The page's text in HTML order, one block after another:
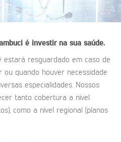
é investir na sua saúde.
estará resguardado em caso de
ou quando houver necessidade
especialidades. Nossos
tanto cobertura a nível
como a nível regional (planos